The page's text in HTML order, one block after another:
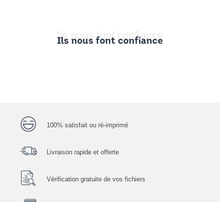
Ils nous font confiance
Ils nous font confiance
100% satisfait ou ré-imprimé
Livraison rapide et offerte
Vérification gratuite de vos fichiers